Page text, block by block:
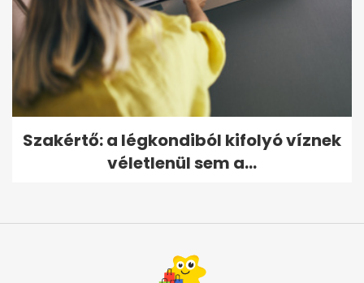
Szakértő: a légkondiból kifolyó víznek
véletlenül sem a...